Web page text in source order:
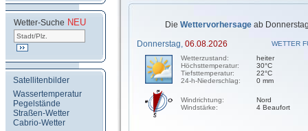
Wetter-Suche NEU
Satellitenbilder
Wassertemperatur
Pegelstände
Straßen-Wetter
Cabrio-Wetter
Die Wettervorhersage ab
Donnerstag, 06.08.2026
WETTER
Wetterzustand:
Höchsttemperatur:
Tiefsttemperatur:
24-h-Niederschlag:
heiter
30°C
22°C
0 mm
Windrichtung:
Windstärke:
Nord
4 Beaufort